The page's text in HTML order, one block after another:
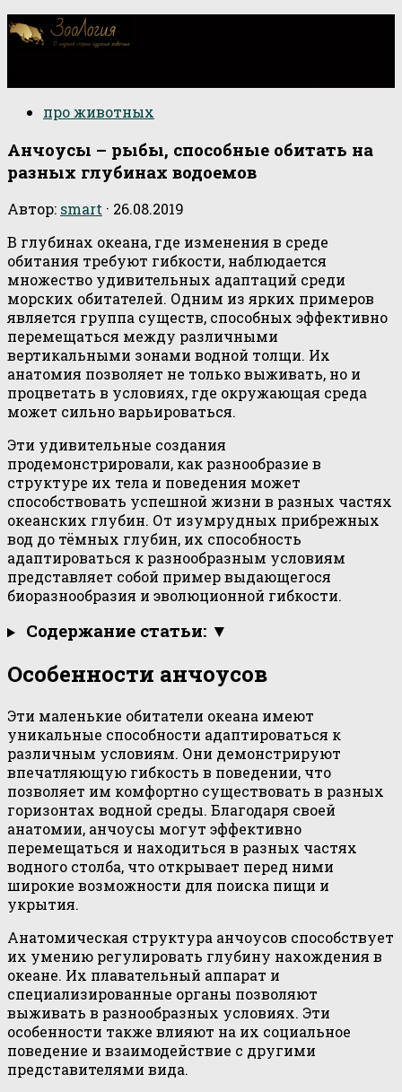
про животных
Анчоусы – рыбы, способные обитать на
разных глубинах водоемов
Автор: smart · 26.08.2019
В глубинах океана, где изменения в среде
обитания требуют гибкости, наблюдается
множество удивительных адаптаций среди
морских обитателей. Одним из ярких примеров
является группа существ, способных эффективно
перемещаться между различными
вертикальными зонами водной толщи. Их
анатомия позволяет не только выживать, но и
процветать в условиях, где окружающая среда
может сильно варьироваться.
Эти удивительные создания
продемонстрировали, как разнообразие в
структуре их тела и поведения может
способствовать успешной жизни в разных частях
океанских глубин. От изумрудных прибрежных
вод до тёмных глубин, их способность
адаптироваться к разнообразным условиям
представляет собой пример выдающегося
биоразнообразия и эволюционной гибкости.
Содержание статьи: ▼
Особенности анчоусов
Эти маленькие обитатели океана имеют
уникальные способности адаптироваться к
различным условиям. Они демонстрируют
впечатляющую гибкость в поведении, что
позволяет им комфортно существовать в разных
горизонтах водной среды. Благодаря своей
анатомии, анчоусы могут эффективно
перемещаться и находиться в разных частях
водного столба, что открывает перед ними
широкие возможности для поиска пищи и
укрытия.
Анатомическая структура анчоусов способствует
их умению регулировать глубину нахождения в
океане. Их плавательный аппарат и
специализированные органы позволяют
выживать в разнообразных условиях. Эти
особенности также влияют на их социальное
поведение и взаимодействие с другими
представителями вида.